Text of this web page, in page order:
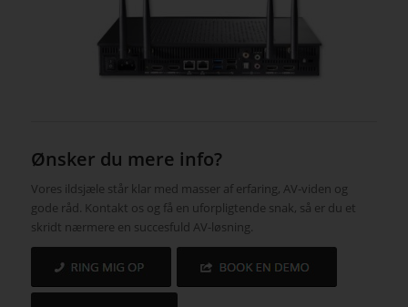
Ønsker du mere info?
Vores ildsjæle står klar med masser af erfaring, AV-viden og
gode råd. Kontakt os og få en uforpligtende snak, så er du et
skridt nærmere en succesfuld AV-løsning.